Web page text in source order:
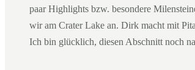
paar Highlights bzw. besondere
wir am Crater Lake an. Dirk macht mit
Ich bin glücklich, diesen Abschnitt noch